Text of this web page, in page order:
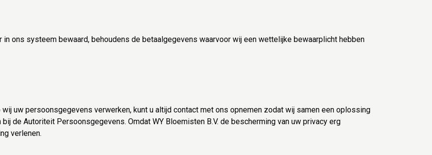
ons systeem bewaard, behoudens de betaalgegevens waarvoor wij een wettelijke bewaarplicht hebben
uw persoonsgegevens verwerken, kunt u altijd contact met ons opnemen zodat wij samen een oplossing
de Autoriteit Persoonsgegevens. Omdat WY Bloemisten B.V. de bescherming van uw privacy erg
verlenen.